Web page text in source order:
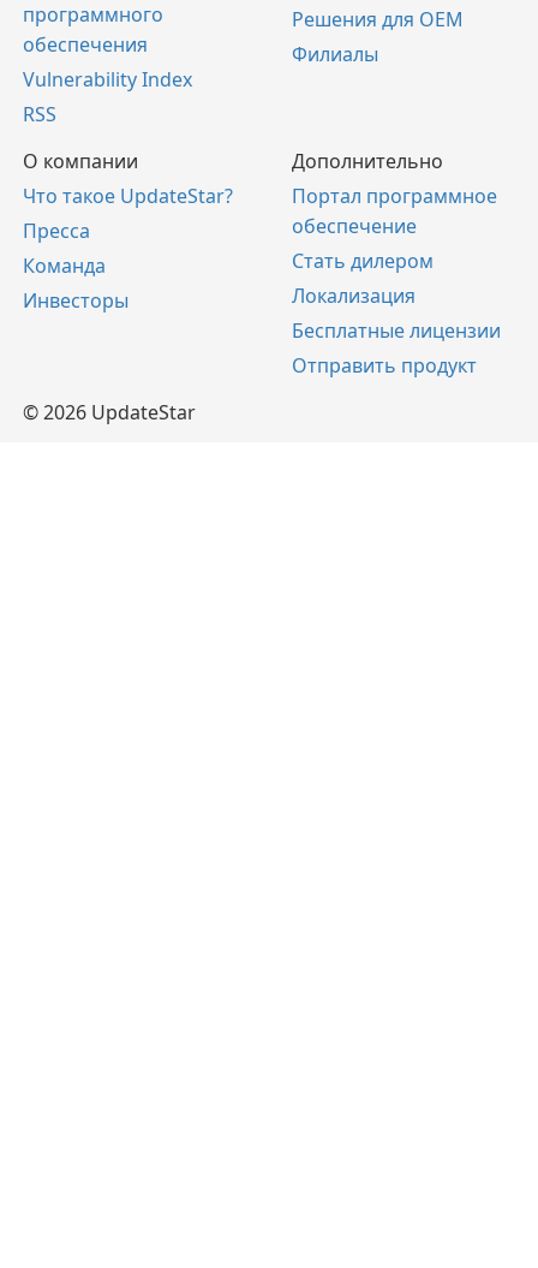
программного
обеспечения
Vulnerability Index
RSS
Решения для OEM
Филиалы
О компании
Что такое UpdateStar?
Пресса
Команда
Инвесторы
Дополнительно
Портал программное
обеспечение
Стать дилером
Локализация
Бесплатные лицензии
Отправить продукт
© 2026 UpdateStar